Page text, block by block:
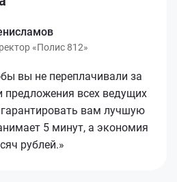
«Полис 812»
вы не переплачивали за
всех ведущих
вам лучшую
5 минут, а экономия
рублей.»